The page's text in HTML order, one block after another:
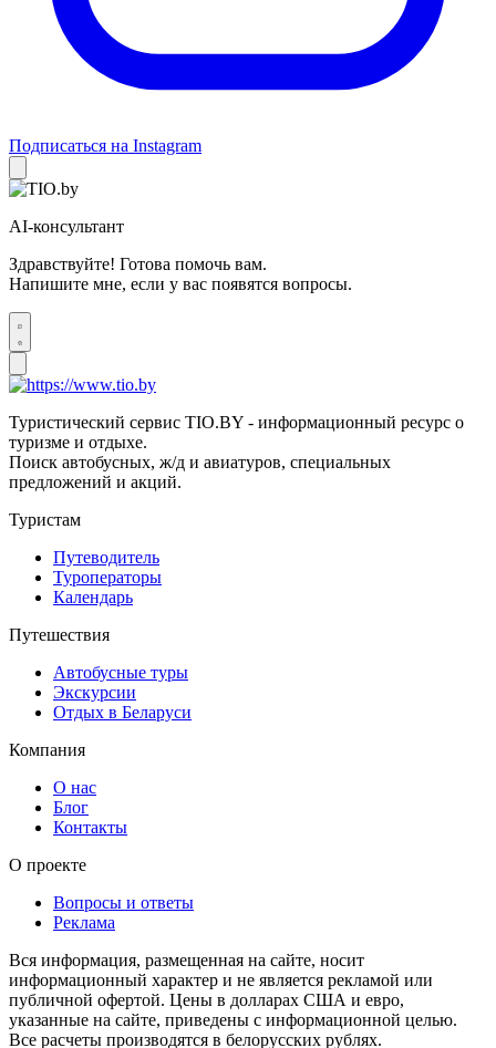
Подписаться на Instagram
AI-консультант
Здравствуйте! Готова помочь вам.
Напишите мне, если у вас появятся вопросы.
Туристический сервис TIO.BY - информационный ресурс о
туризме и отдыхе.
Поиск автобусных, ж/д и авиатуров, специальных
предложений и акций.
Туристам
Путеводитель
Туроператоры
Календарь
Путешествия
Автобусные туры
Экскурсии
Отдых в Беларуси
Компания
О нас
Блог
Контакты
О проекте
Вопросы и ответы
Реклама
Вся информация, размещенная на сайте, носит
информационный характер и не является рекламой или
публичной офертой. Цены в долларах США и евро,
указанные на сайте, приведены с информационной целью.
Все расчеты производятся в белорусских рублях.